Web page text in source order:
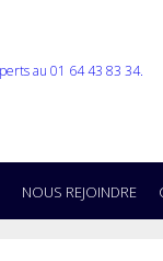
NOUS REJOINDRE